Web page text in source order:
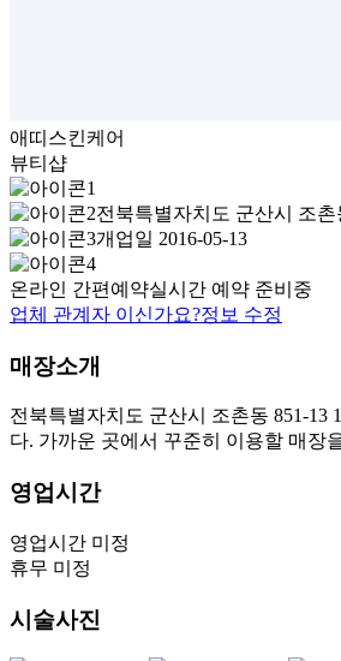
애띠스킨케어
뷰티샵
전북특별자치도 군산시 조촌
개업일 2016-05-13
온라인 간편예약실시간 예약 준비중
업체 관계자 이신가요?정보 수정
매장소개
전북특별자치도 군산시 조촌동 851-
다. 가까운 곳에서 꾸준히 이용할 매장
영업시간
영업시간 미정
휴무 미정
시술사진